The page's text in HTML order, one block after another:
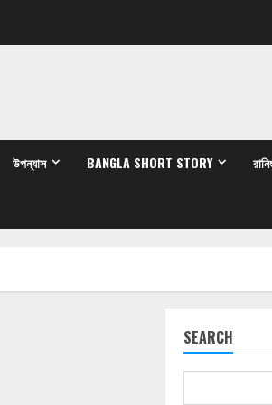
উপন্যাস BANGLA SHORT STORY
SEARCH